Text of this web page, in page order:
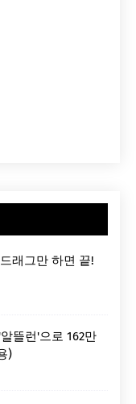
래그만 하면 끝!
뜰런'으로 162만
)